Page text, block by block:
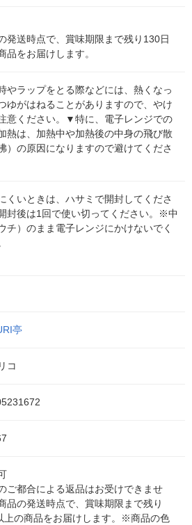
発送時点で、賞味期限まで残り130日
品をお届けします。
やラップをとる際などには、熱くなっ
ゆがはねることがありますので、やけ
意ください。▼特に、電子レンジでの
熱は、加熱中や加熱後の中身の飛び散
）の原因になりますので避けてくださ
くいときは、ハサミで開封してくださ
封後は1回で使い切ってください。※中
チ）のまま電子レンジにかけないでく
亭
コ
ご都合による返品はお受けできませ
品の発送時点で、賞味期限まで残り
上の商品をお届けします。※商品の色